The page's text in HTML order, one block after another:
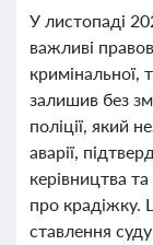
У листопаді
важливі
кримінальної,
залишив без
поліції, який
аварії,
керівництва
про крадіжку.
ставлення